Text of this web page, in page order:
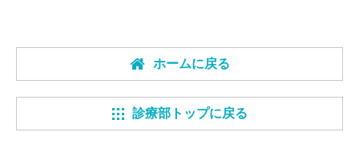
ホームに戻る
診療部トップに戻る